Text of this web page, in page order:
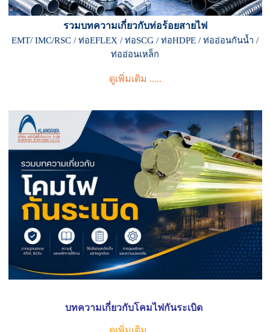
รวมบทความเกี่ยวกับท่อร้อยสายไฟ
EMT/ IMC/RSC / ท่อEFLEX / ท่อSCG / ท่อHDPE / ท่ออ่อนกันน้ำ /
ท่ออ่อนเหล็ก
ดูเพิ่มเติม .....
บทความเกี่ยวกับโคมไฟกันระเบิด
ดูเพิ่มเติม .....